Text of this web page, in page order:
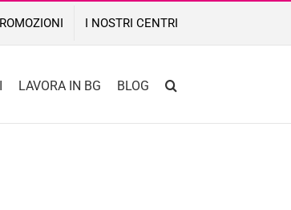
I NOSTRI CENTRI
LAVORA IN BG BLOG